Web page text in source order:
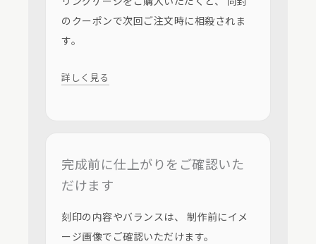
のクーポンで次回ご注文時に相殺されま
す。
詳しく見る
完成前に仕上がりをご確認いた
だけます
刻印の内容やバランスは、 制作前にイメ
ージ画像でご確認いただけます。